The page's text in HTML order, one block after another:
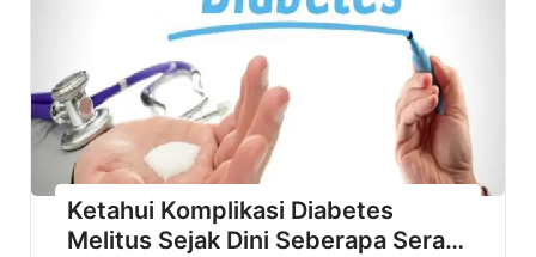
Ketahui Komplikasi Diabetes
Melitus Sejak Dini Seberapa Seram